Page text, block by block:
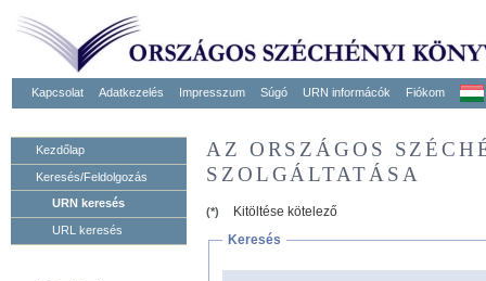
Kapcsolat Adatkezelés Impresszum Súgó URN informácók Fiókom
Kezdőlap
Keresés/Feldolgozás
URN keresés
URL keresés
AZ ORSZÁGOS
SZOLGÁLTATÁSA
(*)
Kitöltése kötelező
Keresés